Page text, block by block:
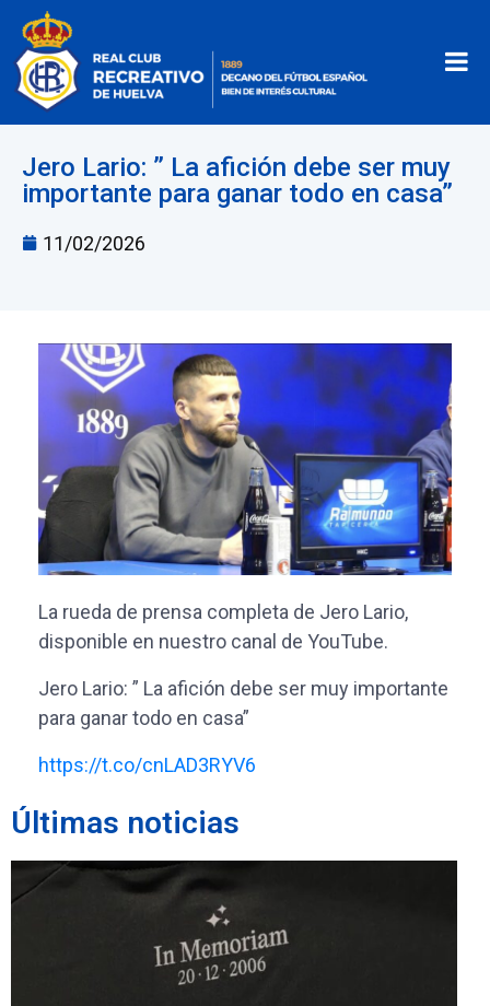
Jero Lario: ” La afición debe ser muy
importante para ganar todo en casa”
11/02/2026
La rueda de prensa completa de Jero Lario,
disponible en nuestro canal de YouTube.
Jero Lario: ” La afición debe ser muy importante
para ganar todo en casa”
https://t.co/cnLAD3RYV6
Últimas noticias